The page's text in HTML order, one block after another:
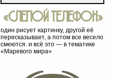
«СЛЕПОЙ ТЕЛЕФОН»
один рисует картинку, другой её
пересказывает, а потом все весело
смеются. и всё это — в тематике
«Маревого мира»